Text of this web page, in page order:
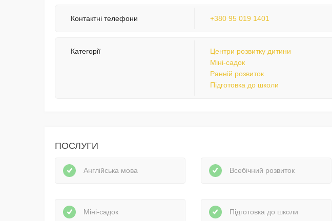
Контактні телефони +380 95 019 1401
Категорії
Центри розвитку дитини
Міні-садок
Ранній розвиток
Підготовка до школи
ПОСЛУГИ
Англійська мова Всебічний розвиток
Міні-садок Підготовка до школи